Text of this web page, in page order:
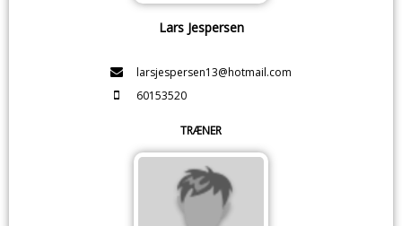
Lars Jespersen
larsjespersen13@hotmail.com
60153520
TRÆNER